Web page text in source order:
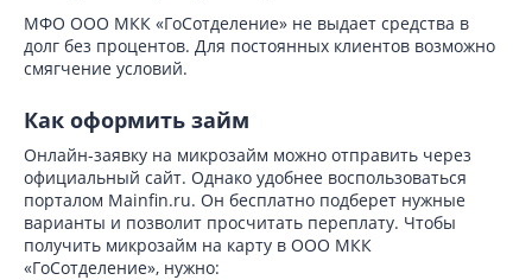
МФО ООО МКК «ГоСотделение» не выдает средства в
долг без процентов. Для постоянных клиентов возможно
смягчение условий.
Как оформить займ
Онлайн-заявку на микрозайм можно отправить через
официальный сайт. Однако удобнее воспользоваться
порталом Mainfin.ru. Он бесплатно подберет нужные
варианты и позволит просчитать переплату. Чтобы
получить микрозайм на карту в ООО МКК
«ГоСотделение», нужно: